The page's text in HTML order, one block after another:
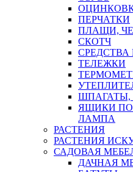
ПЕРЧАТКИ
ПЛАЩИ,
СКОТЧ
СРЕДСТВА
ТЕЛЕЖКИ
ШПАГАТЫ,
ЯЩИКИ
ЛАМПА
РАСТЕНИЯ
РАСТЕНИЯ
САДОВАЯ
ДАЧНАЯ